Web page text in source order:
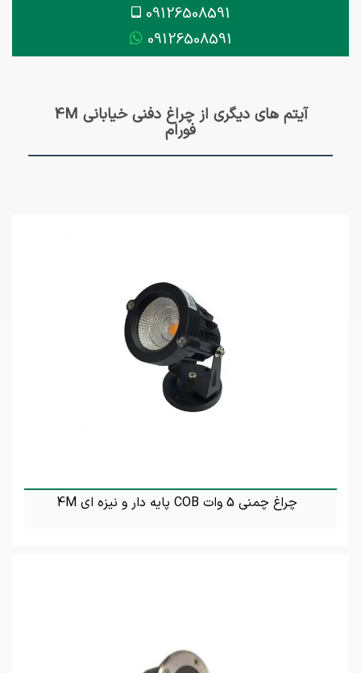
09126508591
09126508591
آیتم های دیگری از چراغ دفنی خیابانی 4M
فورام
چراغ چمنی 5 وات COB پایه دار و نیزه ای 4M